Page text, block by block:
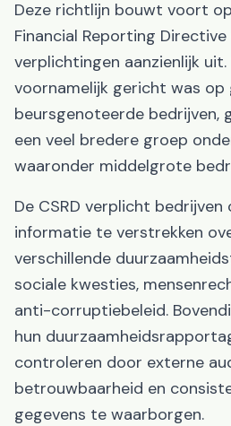
Deze richtlijn bouwt voort
Financial Reporting
verplichtingen aanzienlijk uit.
voornamelijk gericht was
beursgenoteerde bedrijven,
een veel bredere groep
waaronder middelgrote
De CSRD verplicht
informatie te verstrekken
verschillende
sociale kwesties,
anti-corruptiebeleid.
hun
controleren door externe
betrouwbaarheid en
gegevens te waarborgen.